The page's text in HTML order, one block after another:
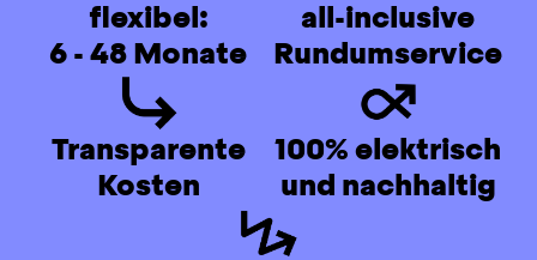
flexibel:
6 - 48 Monate
all-inclusive
Rundumservice
Transparente
Kosten
100% elektrisch
und nachhaltig